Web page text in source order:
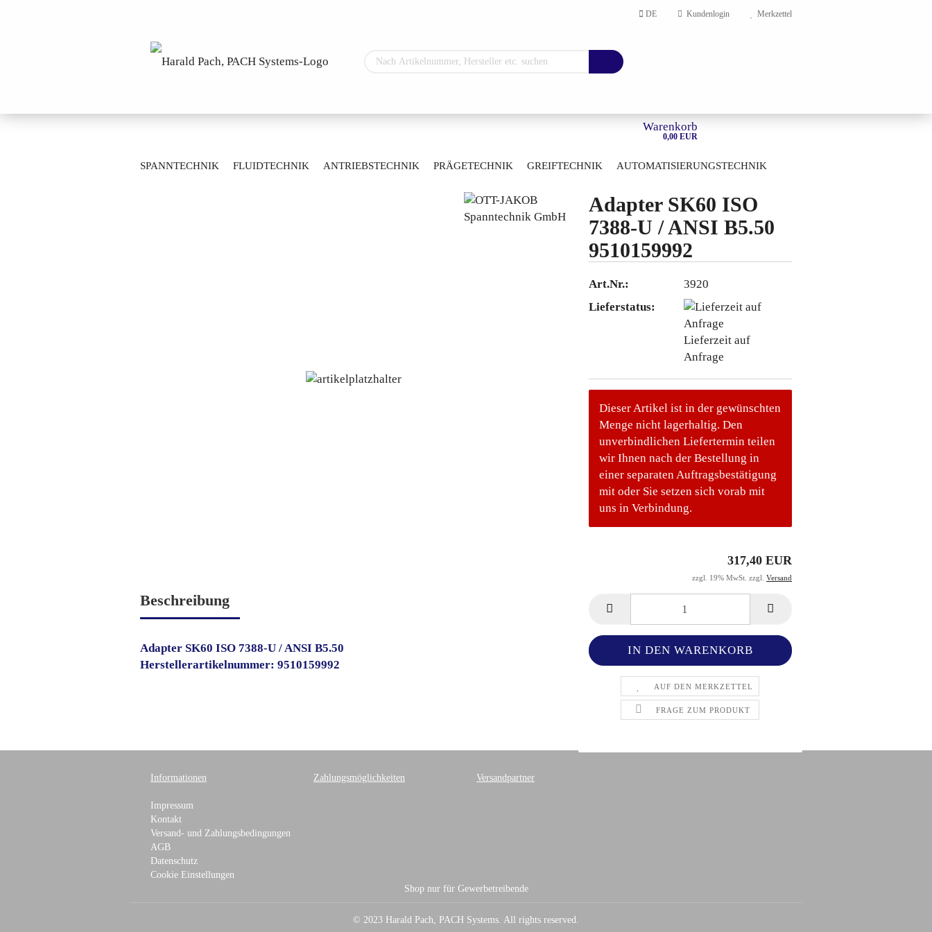
DE Kundenlogin
Konto erstellen
Passwort vergessen?
Merkzettel
Warenkorb
0,00 EUR
SPANNTECHNIK FLUIDTECHNIK ANTRIEBSTECHNIK PRÄGETECHNIK GREIFTECHNIK AUTOMATISIERUNGSTECHNIK
Adapter SK60 ISO
7388-U / ANSI B5.50
9510159992
Art.Nr.:
3920
Lieferstatus:
Lieferzeit auf
Anfrage
Dieser Artikel ist in der gewünschten
Menge nicht lagerhaltig. Den
unverbindlichen Liefertermin teilen
wir Ihnen nach der Bestellung in
einer separaten Auftragsbestätigung
mit oder Sie setzen sich vorab mit
uns in Verbindung.
317,40 EUR
zzgl. 19% MwSt. zzgl. Versand
AUF DEN MERKZETTEL
FRAGE ZUM PRODUKT
Beschreibung
Adapter SK60 ISO 7388-U / ANSI B5.50
Herstellerartikelnummer: 9510159992
Informationen
Impressum
Kontakt
Versand- und Zahlungsbedingungen
AGB
Datenschutz
Cookie Einstellungen
Zahlungsmöglichkeiten Versandpartner
Shop nur für Gewerbetreibende
© 2023 Harald Pach, PACH Systems. All rights reserved.